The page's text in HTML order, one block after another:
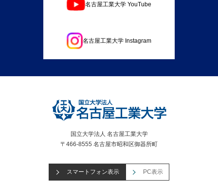
名古屋工業大学 YouTube
名古屋工業大学 Instagram
国立大学法人 名古屋工業大学
〒466-8555 名古屋市昭和区御器所町
スマートフォン表示 PC表示